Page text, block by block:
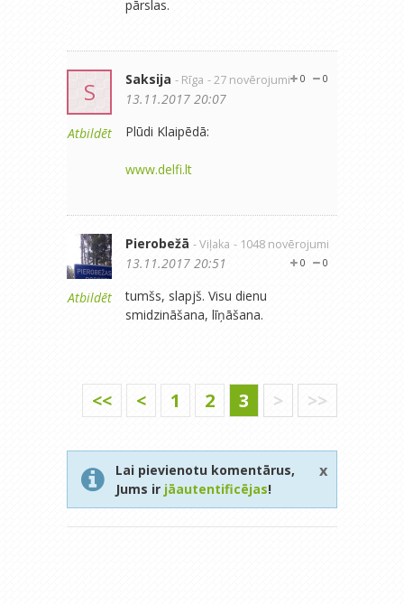
pārslas.
S
Atbildēt
Saksija - Rīga - 27 novērojumi 0
0
13.11.2017 20:07
Plūdi Klaipēdā:
www.delfi.lt
Atbildēt
Pierobežā - Viļaka - 1048 novērojumi
0
0
13.11.2017 20:51
tumšs, slapjš. Visu dienu
smidzināšana, līņāšana.
<< < 1 2 3 > >>
Lai pievienotu komentārus,
Jums ir jāautentificējas!
x